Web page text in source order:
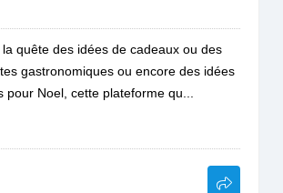
quête des idées de cadeaux ou des
gastronomiques ou encore des idées
pour Noel, cette plateforme qu...